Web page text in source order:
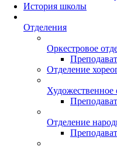
История школы
Отделения
Оркестровое
Отделение
Художественное
Отделение